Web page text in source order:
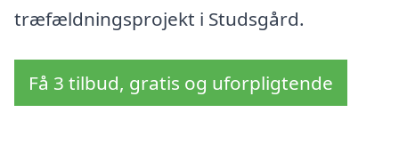
træfældningsprojekt i Studsgård.
Få 3 tilbud, gratis og uforpligtende